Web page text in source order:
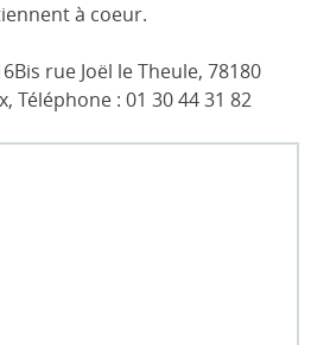
à coeur.
rue Joël le Theule, 78180
Téléphone : 01 30 44 31 82